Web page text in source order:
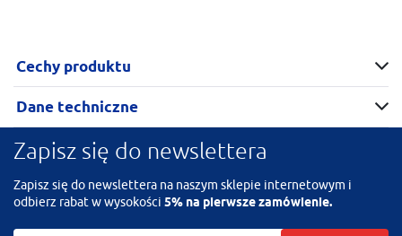
Cechy produktu
Dane techniczne
Zapisz się do newslettera
Zapisz się do newslettera na naszym sklepie internetowym i
odbierz rabat w wysokości 5% na pierwsze zamówienie.